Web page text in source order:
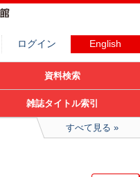
ログイン English
資料検索
雑誌タイトル索引
すべて見る